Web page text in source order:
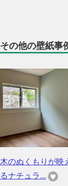
その他の壁紙事
木のぬくもりが映
るナチュラ...